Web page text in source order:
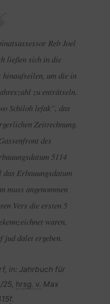
Reb Joel
ließen sich in die
hinaufseilen, um die in
zu enträtseln.
Schiloh lefak”, das
Zeitrechnung.
des
5114
Erbauungsdatum
muss angenommen
Vers die ersten 5
waren,
jud dalet ergeben.
in: Jahrbuch für
25, hrsg. v. Max
f.